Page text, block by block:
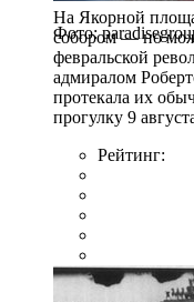
Фото:
На Якорной
собором — но
февральской
адмиралом
протекала их
прогулку 9
Рейтинг: